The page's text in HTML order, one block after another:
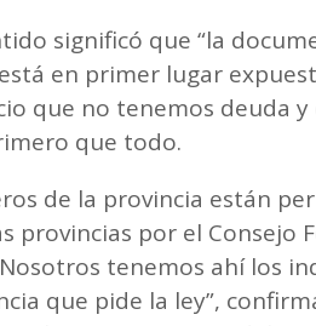
significó que “la
en primer lugar
que no tenemos deuda
que todo.
de la provincia están
provincias por el Consejo
tenemos ahí los
que pide la ley”,